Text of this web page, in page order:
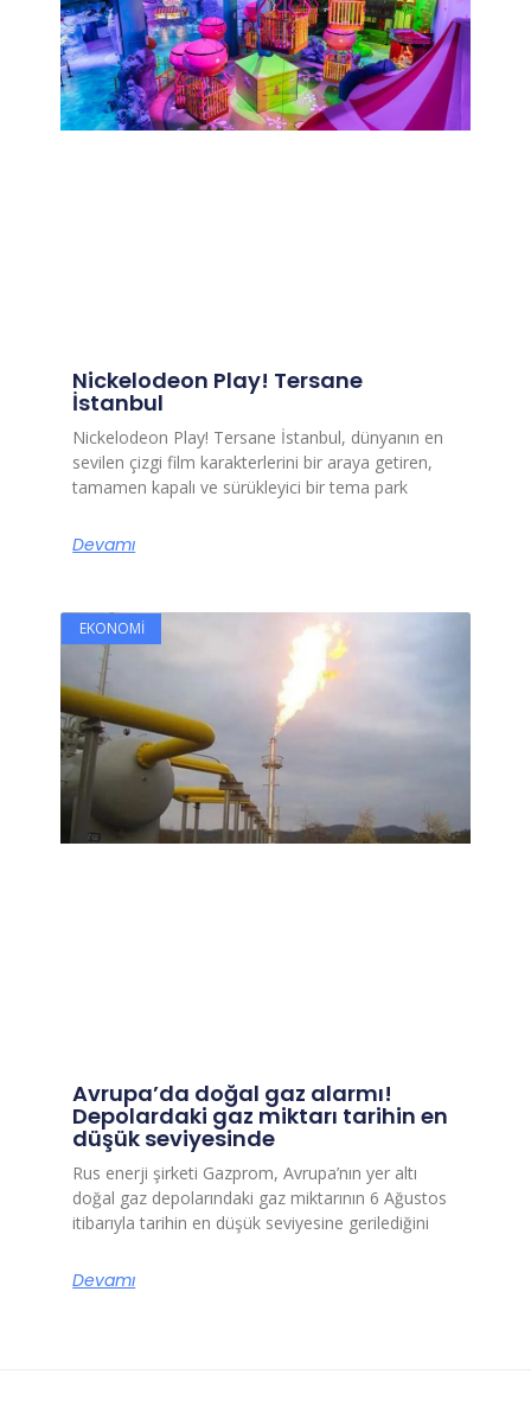
Nickelodeon Play! Tersane
İstanbul
Nickelodeon Play! Tersane İstanbul, dünyanın en
sevilen çizgi film karakterlerini bir araya getiren,
tamamen kapalı ve sürükleyici bir tema park
Devamı
EKONOMI
Avrupa’da doğal gaz alarmı!
Depolardaki gaz miktarı tarihin en
düşük seviyesinde
Rus enerji şirketi Gazprom, Avrupa’nın yer altı
doğal gaz depolarındaki gaz miktarının 6 Ağustos
itibarıyla tarihin en düşük seviyesine gerilediğini
Devamı